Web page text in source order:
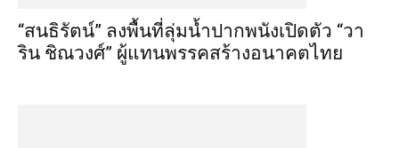
“สนธิรัตน์” ลงพื้นที่ลุ่มน้ำปากพนังเปิดตัว “วา
ริน ชิณวงศ์” ผู้แทนพรรคสร้างอนาคตไทย